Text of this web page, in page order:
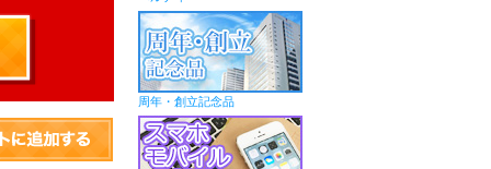
周年・創立記念品